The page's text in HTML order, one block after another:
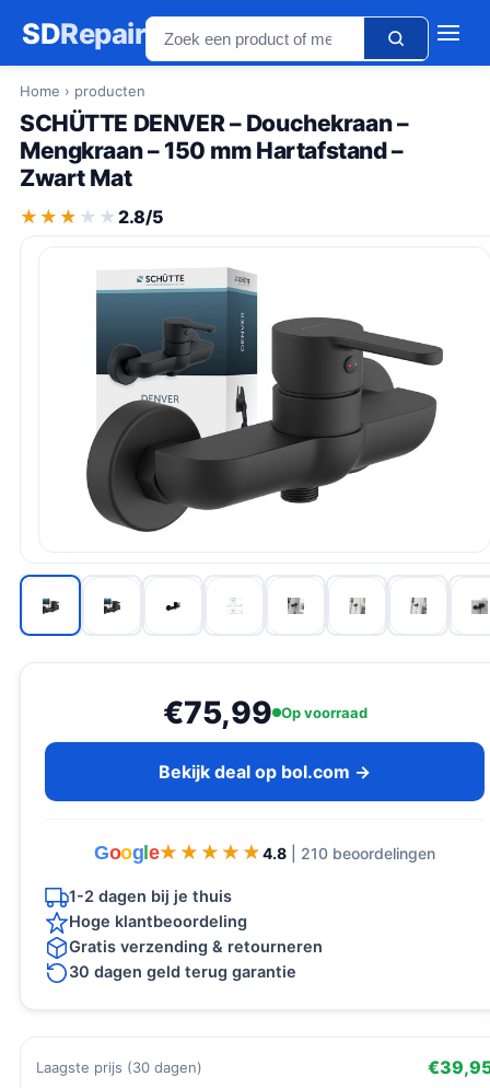
SDRepair
Home › producten
SCHÜTTE DENVER – Douchekraan –
Mengkraan – 150 mm Hartafstand –
Zwart Mat
★★★★★
★★★★★ 2.8/5
€75,99 Op voorraad
Bekijk deal op bol.com →
Goog e★★★★★
★★★★★ 4.8 | 210 beoordelingen
1-2 dagen bij je thuis
Hoge klantbeoordeling
Gratis verzending & retourneren
30 dagen geld terug garantie
Laagste prijs (30 dagen)